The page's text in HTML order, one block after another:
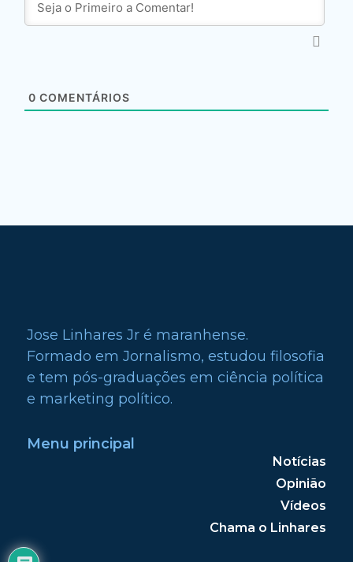
0 COMENTÁRIOS
Jose Linhares Jr é maranhense.
Formado em Jornalismo, estudou filosofia
e tem pós-graduações em ciência política
e marketing político.
Menu principal
Notícias
Opinião
Vídeos
Chama o Linhares